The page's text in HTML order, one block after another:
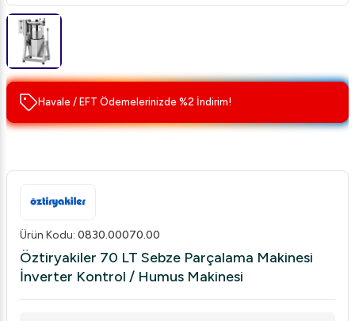
Havale / EFT Ödemelerinizde %2 İndirim!
Ürün Kodu: 0830.00070.00
Öztiryakiler 70 LT Sebze Parçalama Makinesi
İnverter Kontrol / Humus Makinesi